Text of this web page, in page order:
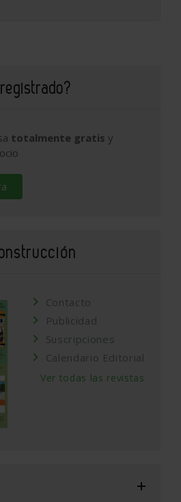
totalmente gratis y
Contacto
Publicidad
Suscripciones
Calendario Editorial
Ver todas las revistas